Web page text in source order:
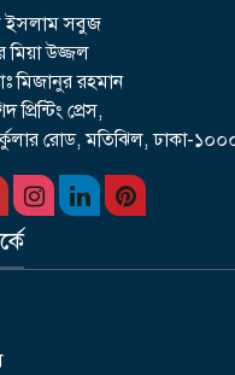
ইসলাম সবুজ
মিয়া উজ্জল
মিজানুর রহমান
প্রেস,
রোড, মতিঝিল, ঢাকা-